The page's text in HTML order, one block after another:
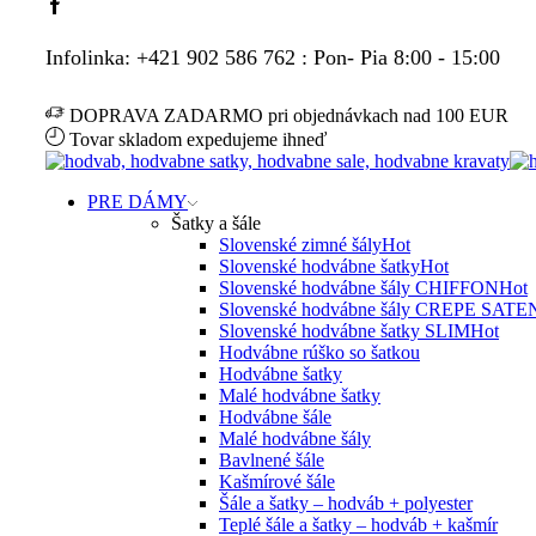
Facebook
Infolinka: +421 902 586 762 : Pon- Pia 8:00 - 15:00
DOPRAVA ZADARMO pri objednávkach nad 100 EUR
Tovar skladom expedujeme ihneď
PRE DÁMY
Šatky a šále
Slovenské zimné šályHot
Slovenské hodvábne šatkyHot
Slovenské hodvábne šály CHIFFONHot
Slovenské hodvábne šály CREPE
Slovenské hodvábne šatky SLIMHot
Hodvábne rúško so šatkou
Hodvábne šatky
Malé hodvábne šatky
Hodvábne šále
Malé hodvábne šály
Bavlnené šále
Kašmírové šále
Šále a šatky – hodváb + polyester
Teplé šále a šatky – hodváb + kašmír